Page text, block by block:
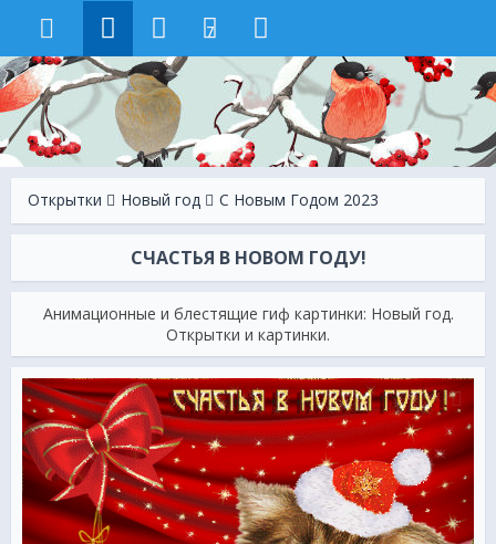
7
Открытки Новый год С Новым Годом 2023
СЧАСТЬЯ В НОВОМ ГОДУ!
Анимационные и блестящие гиф картинки: Новый год.
Открытки и картинки.